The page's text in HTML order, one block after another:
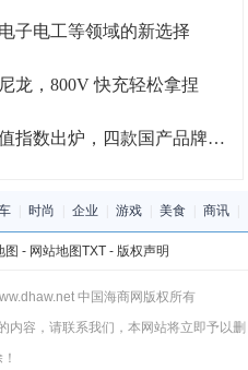
子电工等领域的新选择
龙，800V 快充轻松拿捏
炉，四款国产品牌保值率超华为
时尚 企业 游戏 美食 商讯
图 - 网站地图TXT- 版权声明
中国海商网版权所有
内容，请联系我们，本网站将立即予以删